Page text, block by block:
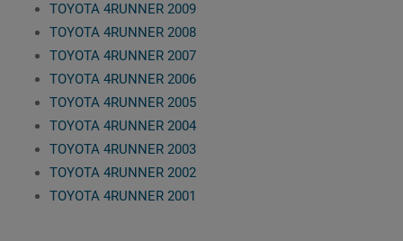
TOYOTA 4RUNNER 2009
TOYOTA 4RUNNER 2008
TOYOTA 4RUNNER 2007
TOYOTA 4RUNNER 2006
TOYOTA 4RUNNER 2005
TOYOTA 4RUNNER 2004
TOYOTA 4RUNNER 2003
TOYOTA 4RUNNER 2002
TOYOTA 4RUNNER 2001